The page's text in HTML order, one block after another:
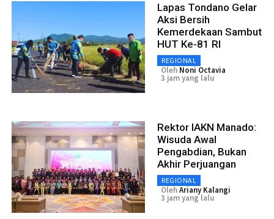
Lapas Tondano Gelar
Aksi Bersih
Kemerdekaan Sambut
HUT Ke-81 RI
REGIONAL
Oleh Noni Octavia
3 jam yang lalu
Rektor IAKN Manado:
Wisuda Awal
Pengabdian, Bukan
Akhir Perjuangan
REGIONAL
OlehAriany Kalangi
3 jam yang lalu